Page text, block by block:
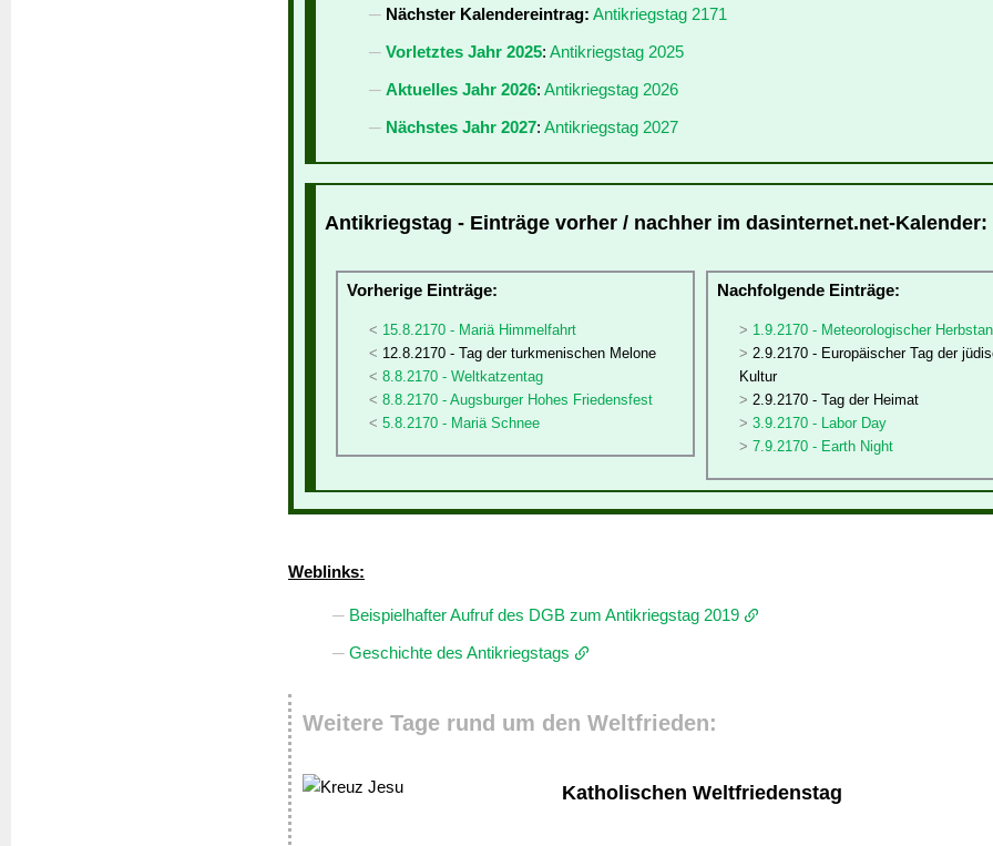
Nächster Kalendereintrag: Antikriegstag 2171
Vorletztes Jahr 2025: Antikriegstag 2025
Aktuelles Jahr 2026: Antikriegstag 2026
Nächstes Jahr 2027: Antikriegstag 2027
Antikriegstag - Einträge vorher / nachher im dasinternet.net-Kalender:
Vorherige Einträge:
15.8.2170 - Mariä Himmelfahrt
12.8.2170 - Tag der turkmenischen Melone
8.8.2170 - Weltkatzentag
8.8.2170 - Augsburger Hohes Friedensfest
5.8.2170 - Mariä Schnee
Nachfolgende Einträge:
1.9.2170 - Meteorologischer
2.9.2170 - Europäischer Tag der
Kultur
2.9.2170 - Tag der Heimat
3.9.2170 - Labor Day
7.9.2170 - Earth Night
Weblinks:
Beispielhafter Aufruf des DGB zum Antikriegstag 2019
Geschichte des Antikriegstags
Weitere Tage rund um den Weltfrieden:
Katholischen Weltfriedenstag